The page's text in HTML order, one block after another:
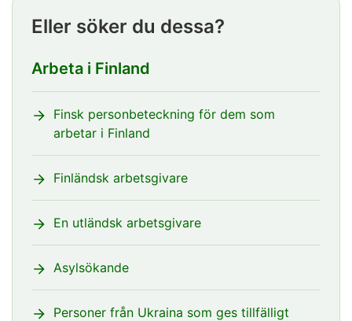
Eller söker du dessa?
Arbeta i Finland
Finsk personbeteckning för dem som
arbetar i Finland
Finländsk arbetsgivare
En utländsk arbetsgivare
Asylsökande
Personer från Ukraina som ges tillfälligt